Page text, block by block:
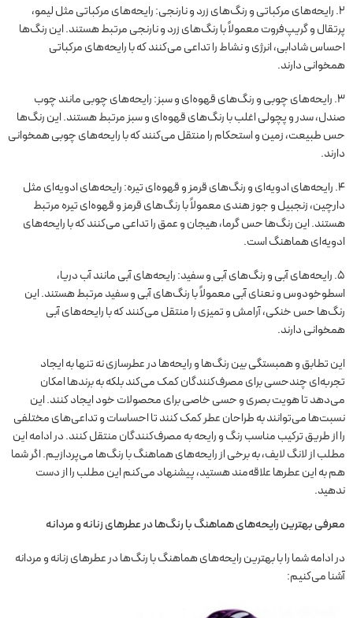
2. رایحه‌های مرکباتی و رنگ‌های زرد و نارنجی: رایحه‌های مرکباتی مثل لیمو،
پرتقال و گریپ‌فروت معمولاً با رنگ‌های زرد و نارنجی مرتبط هستند. این رنگ‌ها
احساس شادابی، انرژی و نشاط را تداعی می‌کنند که با رایحه‌های مرکباتی
همخوانی دارند.
3. رایحه‌های چوبی و رنگ‌های قهوه‌ای و سبز: رایحه‌های چوبی مانند چوب
صندل، سدر و پچولی اغلب با رنگ‌های قهوه‌ای و سبز مرتبط هستند. این رنگ‌ها
حس طبیعت، زمین و استحکام را منتقل می‌کنند که با رایحه‌های چوبی همخوانی
دارند.
4. رایحه‌های ادویه‌ای و رنگ‌های قرمز و قهوه‌ای تیره: رایحه‌های ادویه‌ای مثل
دارچین، زنجبیل و جوز هندی معمولاً با رنگ‌های قرمز و قهوه‌ای تیره مرتبط
هستند. این رنگ‌ها حس گرما، هیجان و عمق را تداعی می‌کنند که با رایحه‌های
ادویه‌ای هماهنگ است.
5. رایحه‌های آبی و رنگ‌های آبی و سفید: رایحه‌های آبی مانند آب دریا،
اسطوخودوس و نعنای آبی معمولاً با رنگ‌های آبی و سفید مرتبط هستند. این
رنگ‌ها حس خنکی، آرامش و تمیزی را منتقل می‌کنند که با رایحه‌های آبی
همخوانی دارند.
این تطابق و همبستگی بین رنگ‌ها و رایحه‌ها در عطرسازی نه تنها به ایجاد
تجربه‌ای چندحسی برای مصرف‌کنندگان کمک می‌کند بلکه به برندها امکان
می‌دهد تا هویت بصری و حسی خاصی برای محصولات خود ایجاد کنند. این
نسبت‌ها می‌توانند به طراحان عطر کمک کنند تا احساسات و تداعی‌های مختلفی
را از طریق ترکیب مناسب رنگ و رایحه به مصرف‌کنندگان منتقل کنند. در ادامه این
مطلب از لانگ لایف، به برخی از رایحه‌های هماهنگ با رنگ‌ها می‌پردازیم. اگر شما
هم به این عطرها علاقه‌مند هستید، پیشنهاد می‌کنم این مطلب را از دست
ندهید.
معرفی بهترین رایحه‌های هماهنگ با رنگ‌ها در عطرهای زنانه و مردانه
در ادامه شما را با بهترین رایحه‌های هماهنگ با رنگ‌ها در عطرهای زنانه و مردانه
آشنا می‌کنیم: